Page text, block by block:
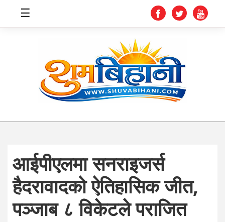
स्वास्थ्य
शिक्षा
संघीय
प्रविधि
जीवनशैली
☰
आईपीएलमा सनराइजर्स
हैदरावादको ऐतिहासिक जीत,
पञ्जाब ८ विकेटले पराजित